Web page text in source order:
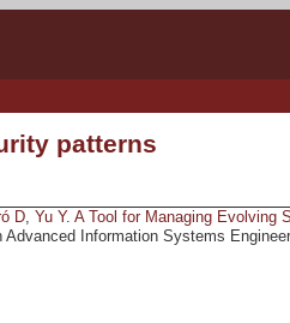
patterns
D ,Yu Y. A Tool for Managing Evolving
Information Systems